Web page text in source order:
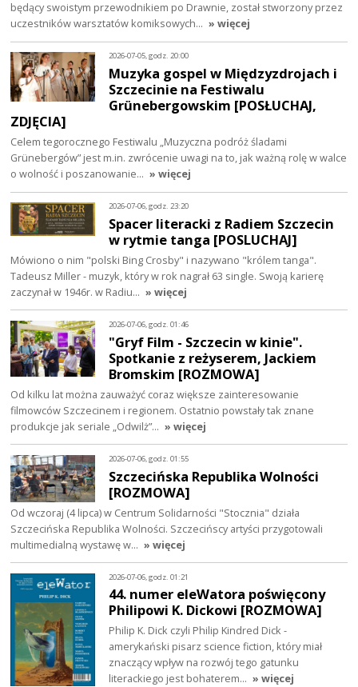
będący swoistym przewodnikiem po Drawnie, został stworzony przez
uczestników warsztatów komiksowych… » więcej
2026-07-05, godz. 20:00
Muzyka gospel w Międzyzdrojach i
Szczecinie na Festiwalu
Grünebergowskim [POSŁUCHAJ,
ZDJĘCIA]
Celem tegorocznego Festiwalu „Muzyczna podróż śladami
Grünebergów” jest m.in. zwrócenie uwagi na to, jak ważną rolę w walce
o wolność i poszanowanie… » więcej
2026-07-06, godz. 23:20
Spacer literacki z Radiem Szczecin
w rytmie tanga [POSLUCHAJ]
Mówiono o nim "polski Bing Crosby" i nazywano "królem tanga".
Tadeusz Miller - muzyk, który w rok nagrał 63 single. Swoją karierę
zaczynał w 1946r. w Radiu… » więcej
2026-07-06, godz. 01:46
"Gryf Film - Szczecin w kinie".
Spotkanie z reżyserem, Jackiem
Bromskim [ROZMOWA]
Od kilku lat można zauważyć coraz większe zainteresowanie
filmowców Szczecinem i regionem. Ostatnio powstały tak znane
produkcje jak seriale „Odwilż”… » więcej
2026-07-06, godz. 01:55
Szczecińska Republika Wolności
[ROZMOWA]
Od wczoraj (4 lipca) w Centrum Solidarności "Stocznia" działa
Szczecińska Republika Wolności. Szczecińscy artyści przygotowali
multimedialną wystawę w… » więcej
2026-07-06, godz. 01:21
44. numer eleWatora poświęcony
Philipowi K. Dickowi [ROZMOWA]
Philip K. Dick czyli Philip Kindred Dick -
amerykański pisarz science fiction, który miał
znaczący wpływ na rozwój tego gatunku
literackiego jest bohaterem… » więcej